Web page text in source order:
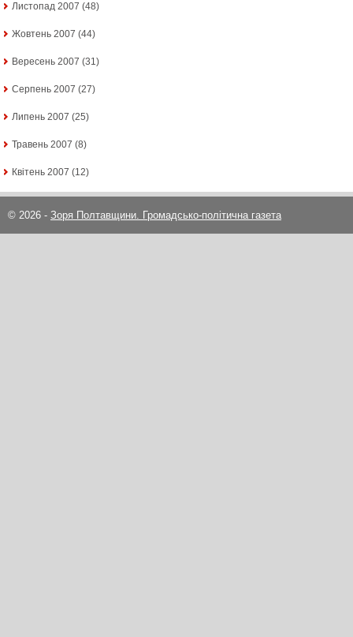
Листопад 2007 (48)
Жовтень 2007 (44)
Вересень 2007 (31)
Серпень 2007 (27)
Липень 2007 (25)
Травень 2007 (8)
Квітень 2007 (12)
© 2026 - Зоря Полтавщини. Громадсько-політична газета